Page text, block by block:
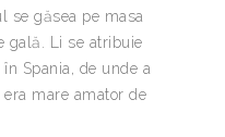
se găsea pe masa
gală. Li se atribuie
Spania, de unde a
mare amator de